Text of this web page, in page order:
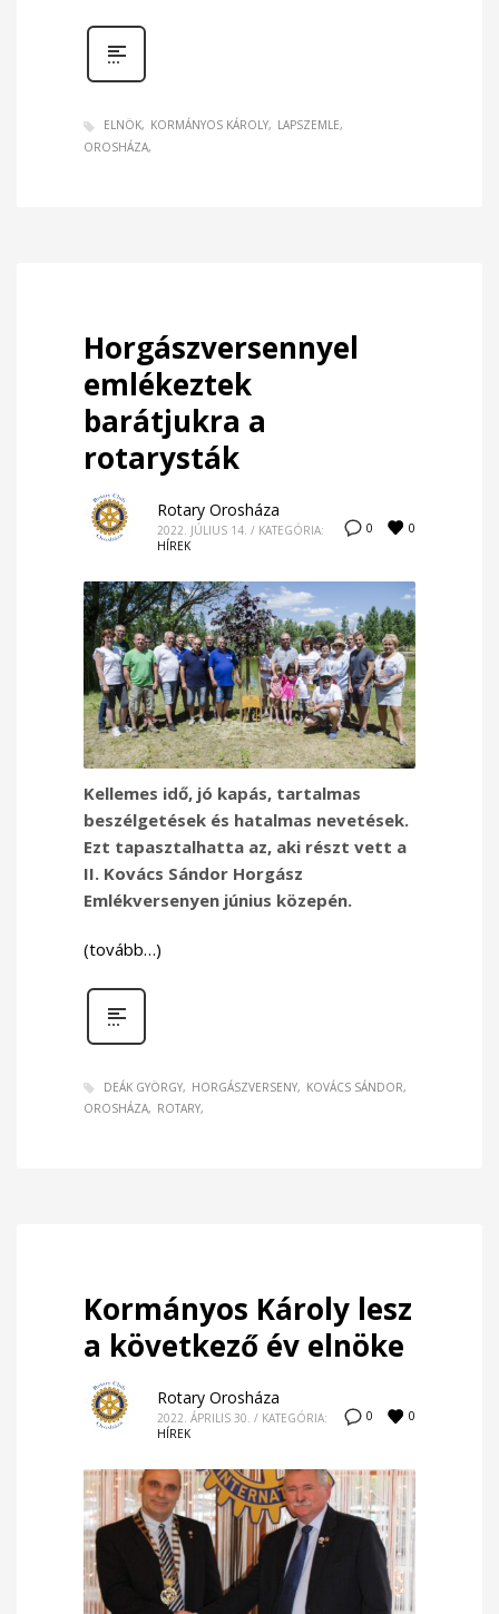
ELNÖK KORMÁNYOS KÁROLY
LAPSZEMLE
OROSHÁZA
Horgászversennyel
emlékeztek
barátjukra a
rotarysták
0 0
Rotary Orosháza
2022. JÚLIUS 14. / KATEGÓRIA:
HÍREK
Kellemes idő, jó kapás, tartalmas
beszélgetések és hatalmas nevetések.
Ezt tapasztalhatta az, aki részt vett a
II. Kovács Sándor Horgász
Emlékversenyen június közepén.
(tovább…)
DEÁK GYÖRGY HORGÁSZVERSENY
KOVÁCS SÁNDOR
OROSHÁZA
ROTARY
Kormányos Károly lesz
a következő év elnöke
0 0
Rotary Orosháza
2022. ÁPRILIS 30. / KATEGÓRIA:
HÍREK